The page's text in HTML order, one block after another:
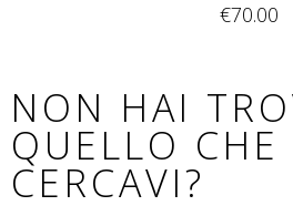
€70.00
NON HAI
QUELLO CHE
CERCAVI?